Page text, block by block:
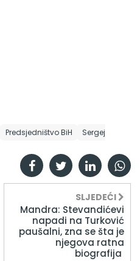
Predsjedništvo BiH
Sergej
SLJEDEĆI
Mandra: Stevandićevi
napadi na Turković
paušalni, zna se šta je
njegova ratna
biografija